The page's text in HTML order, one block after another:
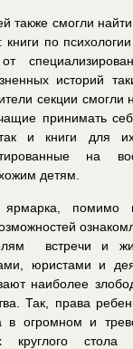
также смогли
книги по
историй
секции смогли
принимать
и книги для их
на
детям.
помимо
встречи и
юристами и
наиболее
Так, права
в огромном и
стола